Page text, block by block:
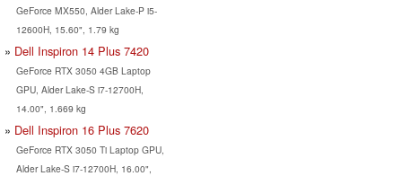
GeForce MX550, Alder Lake-P i5-
12600H, 15.60", 1.79 kg
Dell Inspiron 14 Plus 7420
GeForce RTX 3050 4GB Laptop
GPU, Alder Lake-S i7-12700H,
14.00", 1.669 kg
Dell Inspiron 16 Plus 7620
GeForce RTX 3050 Ti Laptop GPU,
Alder Lake-S i7-12700H, 16.00",